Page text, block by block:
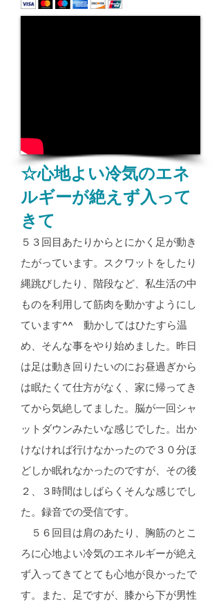
☆心地よい冷気のエネ
ルギーが絶えず入って
きて
５３回目あたりからとにかく足が動き
たがっています。スクワットをしたり
縄跳びしたり、階段など、私生活の中
ものを利用して筋肉を動かすようにし
ています^^ 動かしてはひたすら温
め、そんな事をやり始めました。昨日
は足は動き回りたいのにお昼過ぎから
は眠たくて仕方がなく、家に帰ってき
てから気絶してました。脳が一回シャ
ットダウンみたいな感じでした。出か
けなければ行けなかったので３０分ほ
どしか眠れなかったのですが、その後
２、３時間はしばらくそんな感じでし
た。録音での受信です。
５６回目は肩のあたり、胸筋のとこ
ろに心地よい冷気のエネルギーが絶え
ず入ってきてとても心地が良かったで
す。また、足ですが、膝から下が男性